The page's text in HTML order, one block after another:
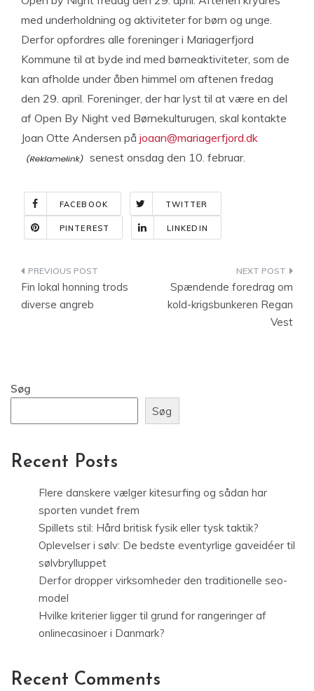
med underholdning og aktiviteter for børn og unge.
Derfor opfordres alle foreninger i Mariagerfjord
Kommune til at byde ind med børneaktiviteter, som de
kan afholde under åben himmel om aftenen fredag
den 29. april. Foreninger, der har lyst til at være en del
af Open By Night ved Børnekulturugen, skal kontakte
Joan Otte Andersen på joaan@mariagerfjord.dk
senest onsdag den 10. februar.
FACEBOOK TWITTER
PINTEREST LINKEDIN
Indlægsnavigation
Fin lokal honning trods
diverse angreb
Spændende foredrag om
kold-krigsbunkeren Regan
Vest
Søg
Søg
Recent Posts
Flere danskere vælger kitesurfing og sådan har
sporten vundet frem
Spillets stil: Hård britisk fysik eller tysk taktik?
Oplevelser i sølv: De bedste eventyrlige gaveidéer til
sølvbrylluppet
Derfor dropper virksomheder den traditionelle seo-
model
Hvilke kriterier ligger til grund for rangeringer af
onlinecasinoer i Danmark?
Recent Comments